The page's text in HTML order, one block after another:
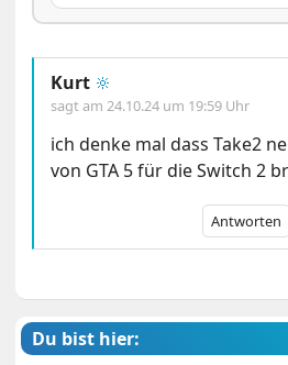
Kurt 🔆
sagt am24.10.24 um 19:59 Uhr
ich denke mal dass Take2
von GTA 5 für die Switch 2
Antworten
Du bist hier: